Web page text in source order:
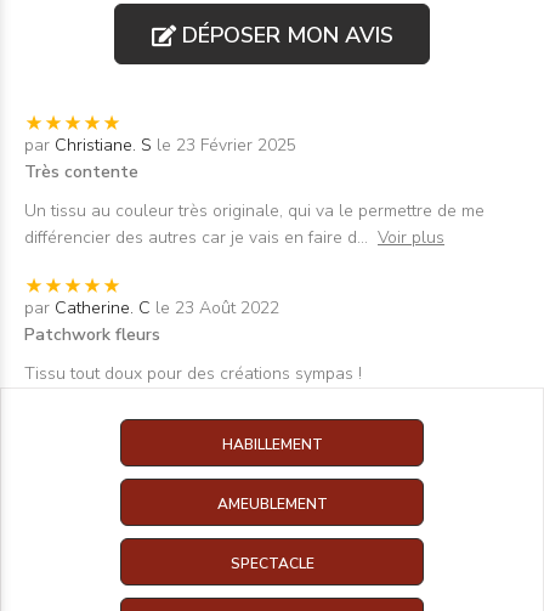
DÉPOSER MON AVIS
par Christiane. S le 23 Février 2025
Très contente
Un tissu au couleur très originale, qui va le permettre de me
différencier des autres car je vais en faire d... Voir plus
par Catherine. C le 23 Août 2022
Patchwork fleurs
Tissu tout doux pour des créations sympas !
HABILLEMENT
AMEUBLEMENT
SPECTACLE